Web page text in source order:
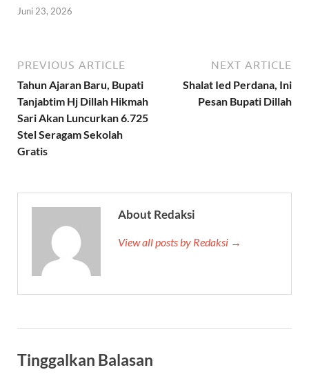
Juni 23, 2026
PREVIOUS ARTICLE
Tahun Ajaran Baru, Bupati
Tanjabtim Hj Dillah Hikmah
Sari Akan Luncurkan 6.725
Stel Seragam Sekolah
Gratis
NEXT ARTICLE
Shalat Ied Perdana, Ini
Pesan Bupati Dillah
About Redaksi
View all posts by Redaksi →
Tinggalkan Balasan